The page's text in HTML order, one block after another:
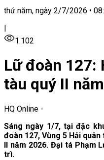
thứ năm, ngày 2/7/2026 •
|
1.102
Lữ đoàn 127:
tàu quý II
HQ Online -
Sáng ngày 1/7, tại đặc
đoàn 127, Vùng 5 Hải
II năm 2026. Đại tá Phạm
trì.